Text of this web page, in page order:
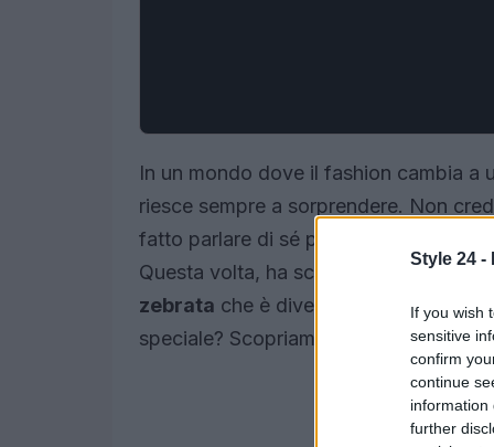
Style 24 -
If you wish
sensitive
confirm
continue
information
further
In un mondo dove il fashion cambia a
riesce sempre a sorprendere. Non
fatto parlare di sé per il suo tocco
Questa volta, ha scelto un accessorio
zebrata che è diventata subito un
speciale? Scopriamolo insieme!